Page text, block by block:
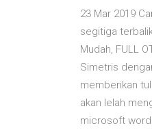
23 Mar 2019
segitiga
Mudah, FULL
Simetris
memberikan
akan lelah
microsoft word